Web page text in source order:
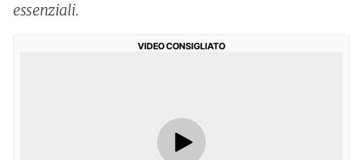
essenziali.
VIDEO CONSIGLIATO